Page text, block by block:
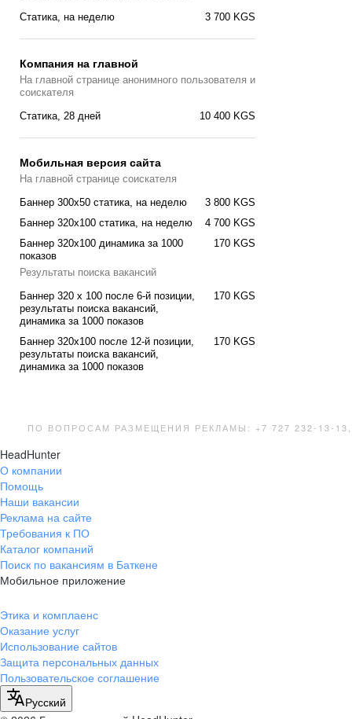
3 700 KGS
Статика, на неделю
Компания на главной
На главной странице анонимного пользователя и
соискателя
10 400 KGS
Статика, 28 дней
Мобильная версия сайта
На главной странице соискателя
3 800 KGS
Баннер 300x50 статика, на неделю
4 700 KGS
Баннер 320x100 статика, на неделю
170 KGS
Баннер 320x100 динамика за 1000
показов
Результаты поиска вакансий
170 KGS
Баннер 320 x 100 после 6-й позиции,
результаты поиска вакансий,
динамика за 1000 показов
170 KGS
Баннер 320x100 после 12-й позиции,
результаты поиска вакансий,
динамика за 1000 показов
ПО ВОПРОСАМ РАЗМЕЩЕНИЯ РЕКЛАМЫ: +7 727 232-13-13,
HeadHunter
О компании
Помощь
Наши вакансии
Реклама на сайте
Требования к ПО
Каталог компаний
Поиск по вакансиям в Баткене
Мобильное приложение
Этика и комплаенс
Оказание услуг
Использование сайтов
Защита персональных данных
Пользовательское соглашение
Русский